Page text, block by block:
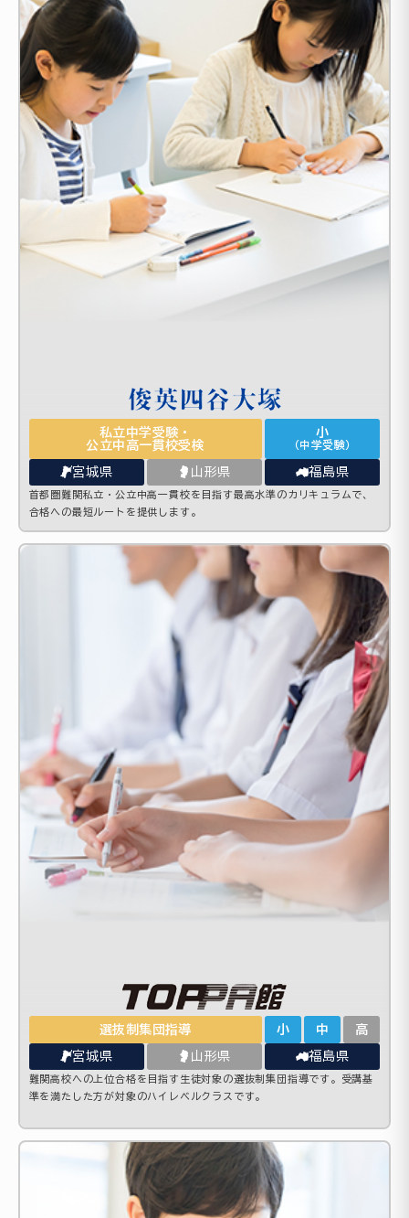
私立中学受験・
公立中高一貫校受検
小
（中学受験）
宮城県 山形県 福島県
首都圏難関私立・公立中高一貫校を目指す最高水準のカリキュラムで、
合格への最短ルートを提供します。
選抜制集団指導 小 中 高
宮城県 山形県 福島県
難関高校への上位合格を目指す生徒対象の選抜制集団指導です。受講基
準を満たした方が対象のハイレベルクラスです。